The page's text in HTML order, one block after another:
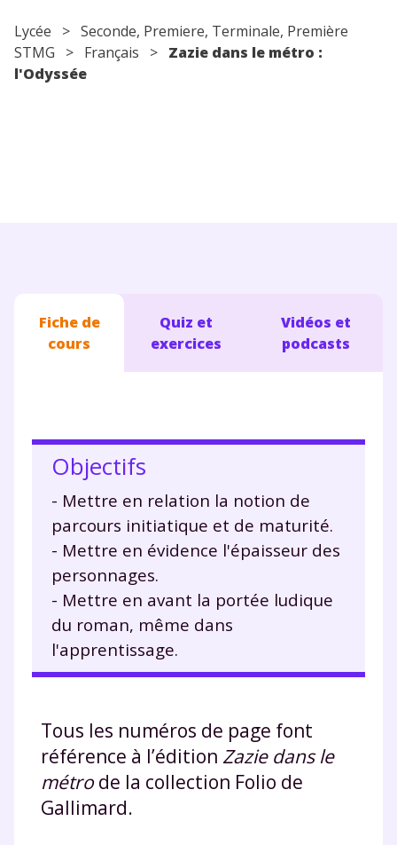
Lycée > Seconde, Premiere, Terminale, Première
STMG > Français > Zazie dans le métro :
l'Odyssée
Fiche de
cours
Quiz et
exercices
Vidéos et
podcasts
Objectifs
- Mettre en relation la notion de
parcours initiatique et de maturité.
- Mettre en évidence l'épaisseur des
personnages.
- Mettre en avant la portée ludique
du roman, même dans
l'apprentissage.
Tous les numéros de page font
référence à l’édition Zazie dans le
métrode la collection Folio de
Gallimard.